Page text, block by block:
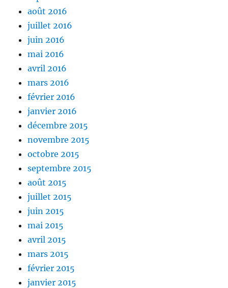
août 2016
juillet 2016
juin 2016
mai 2016
avril 2016
mars 2016
février 2016
janvier 2016
décembre 2015
novembre 2015
octobre 2015
septembre 2015
août 2015
juillet 2015
juin 2015
mai 2015
avril 2015
mars 2015
février 2015
janvier 2015